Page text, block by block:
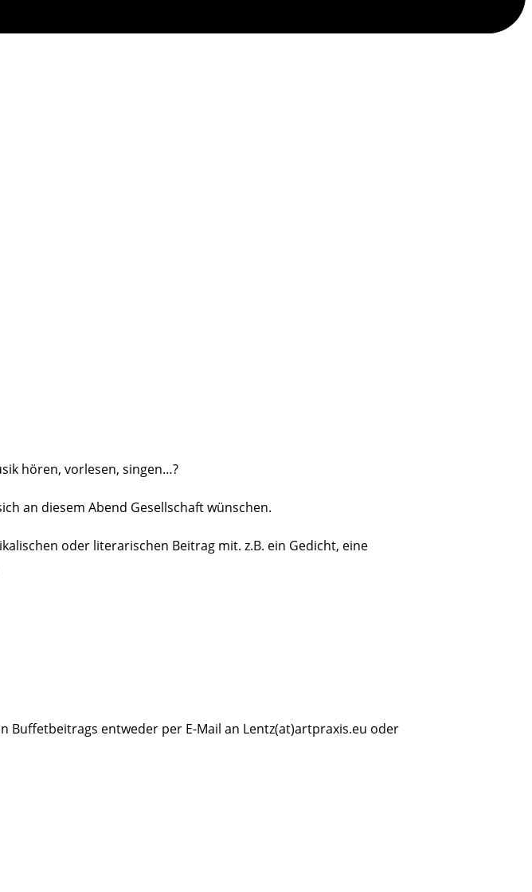
hören, vorlesen, singen…?
an diesem Abend Gesellschaft wünschen.
oder literarischen Beitrag mit. z.B. ein Gedicht, eine
Buffetbeitrags entweder per E-Mail an Lentz(at)artpraxis.eu oder